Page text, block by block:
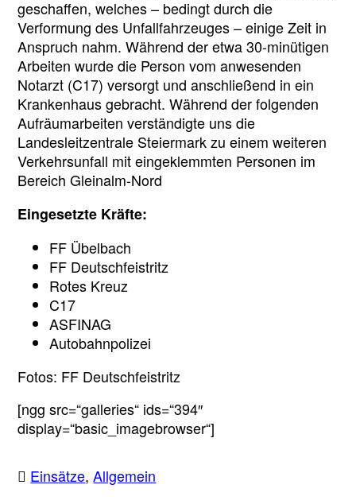
geschaffen, welches – bedingt durch die
Verformung des Unfallfahrzeuges – einige Zeit in
Anspruch nahm. Während der etwa 30-minütigen
Arbeiten wurde die Person vom anwesenden
Notarzt (C17) versorgt und anschließend in ein
Krankenhaus gebracht. Während der folgenden
Aufräumarbeiten verständigte uns die
Landesleitzentrale Steiermark zu einem weiteren
Verkehrsunfall mit eingeklemmten Personen im
Bereich Gleinalm-Nord
Eingesetzte Kräfte:
FF Übelbach
FF Deutschfeistritz
Rotes Kreuz
C17
ASFINAG
Autobahnpolizei
Fotos: FF Deutschfeistritz
[ngg src=“galleries“ ids=“394″
display=“basic_imagebrowser“]
Einsätze,Allgemein